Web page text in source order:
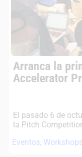
Arranca la
Accelerator
El pasado 6 de
la Pitch
Eventos, Workshops